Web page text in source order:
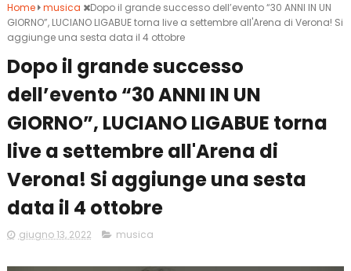
Home musica
Dopo il grande successo dell’evento “30 ANNI IN UN
GIORNO”, LUCIANO LIGABUE torna live a settembre all'Arena di Verona! Si
aggiunge una sesta data il 4 ottobre
Dopo il grande successo
dell’evento “30 ANNI IN UN
GIORNO”, LUCIANO LIGABUE torna
live a settembre all'Arena di
Verona! Si aggiunge una sesta
data il 4 ottobre
giugno 13, 2022 musica